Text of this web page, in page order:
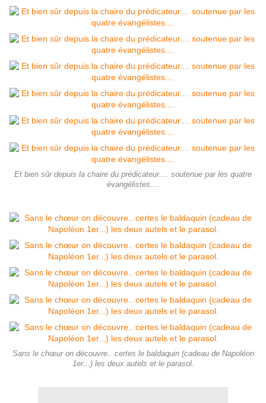
Et bien sûr depuis la chaire du prédicateur.... soutenue par les quatre
évangélistes....
Sans le chœur on découvre.. certes le baldaquin (cadeau de Napoléon
1er...) les deux autels et le parasol.